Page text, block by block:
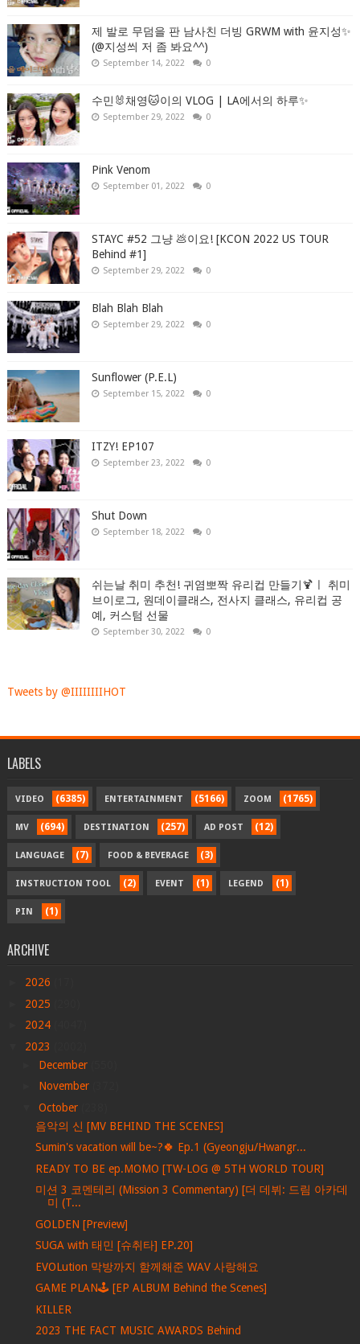
제 발로 무덤을 판 남사친 더빙 GRWM with 윤지성✨
(@지성씌 저 좀 봐요^^)
September 14, 2022 0
수민🐰채영🐱이의 VLOG | LA에서의 하루✨
September 29, 2022 0
Pink Venom
September 01, 2022 0
STAYC #52 그냥 💩이요! [KCON 2022 US TOUR
Behind #1]
September 29, 2022 0
Blah Blah Blah
September 29, 2022 0
Sunflower (P.E.L)
September 15, 2022 0
ITZY! EP107
September 23, 2022 0
Shut Down
September 18, 2022 0
쉬는날 취미 추천! 귀염뽀짝 유리컵 만들기🍹ㅣ 취미
브이로그, 원데이클래스, 전사지 클래스, 유리컵 공
예, 커스텀 선물
September 30, 2022 0
Tweets by @IIIIIIIIHOT
LABELS
VIDEO (6385) ENTERTAINMENT (5166) ZOOM (1765)
MV (694) DESTINATION (257) AD POST (12)
LANGUAGE (7) FOOD & BEVERAGE (3)
INSTRUCTION TOOL (2) EVENT (1) LEGEND (1)
PIN (1)
ARCHIVE
2026
2025
2024
2023
December
November
October
음악의 신 [MV BEHIND THE SCENES]
Sumin's vacation will be~?🍀 Ep.1 (Gyeongju/Hwangr...
READY TO BE ep.MOMO [TW-LOG @ 5TH WORLD TOUR]
미션 3 코멘테리 (Mission 3 Commentary) [더 데뷔: 드림 아카데
미 (T...
GOLDEN [Preview]
SUGA with 태민 [슈취타] EP.20]
EVOLution 막방까지 함께해준 WAV 사랑해요
GAME PLAN🕹 [EP ALBUM Behind the Scenes]
KILLER
2023 THE FACT MUSIC AWARDS Behind